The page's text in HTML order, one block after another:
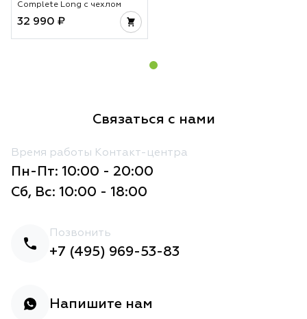
Complete Long с чехлом
32 990 ₽
Связаться с нами
Время работы Контакт-центра
Пн-Пт: 10:00 - 20:00
Сб, Вс: 10:00 - 18:00
Позвонить
+7 (495) 969-53-83
Напишите нам